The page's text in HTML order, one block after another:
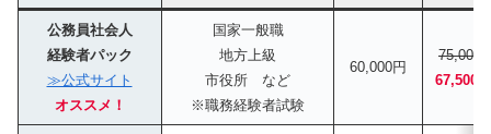
公務員社会人
経験者パック
≫公式サイト
オススメ！
国家一般職
地方上級
市役所 など
※職務経験者試験
60,000円
75,000
67,5000